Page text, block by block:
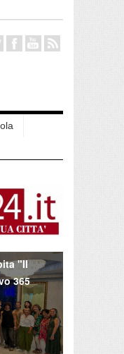
"Il
365